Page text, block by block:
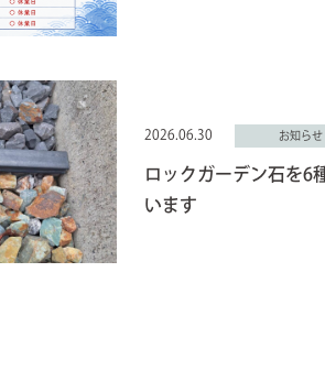
2026.06.30 お知らせ
ロックガーデン石を6
います